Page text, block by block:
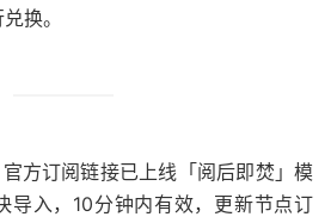
换。
方订阅链接已上线「阅后即焚」模
导入，10分钟内有效，更新节点订